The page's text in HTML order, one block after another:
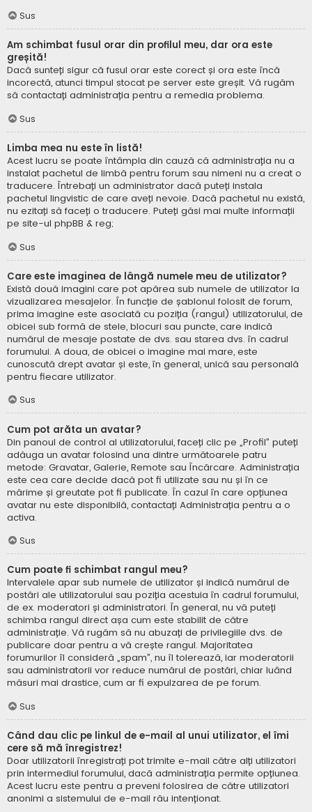
Sus
Am schimbat fusul orar din profilul meu, dar ora este
greșită!
Dacă sunteți sigur că fusul orar este corect și ora este încă
incorectă, atunci timpul stocat pe server este greșit. Vă rugăm
să contactați administrația pentru a remedia problema.
Sus
Limba mea nu este în listă!
Acest lucru se poate întâmpla din cauză că administrația nu a
instalat pachetul de limbă pentru forum sau nimeni nu a creat o
traducere. Întrebați un administrator dacă puteți instala
pachetul lingvistic de care aveți nevoie. Dacă pachetul nu există,
nu ezitați să faceți o traducere. Puteți găsi mai multe informații
pe site-ul phpBB & reg;
Sus
Care este imaginea de lângă numele meu de utilizator?
Există două imagini care pot apărea sub numele de utilizator la
vizualizarea mesajelor. În funcție de șablonul folosit de forum,
prima imagine este asociată cu poziția (rangul) utilizatorului, de
obicei sub formă de stele, blocuri sau puncte, care indică
numărul de mesaje postate de dvs. sau starea dvs. în cadrul
forumului. A doua, de obicei o imagine mai mare, este
cunoscută drept avatar și este, în general, unică sau personală
pentru fiecare utilizator.
Sus
Cum pot arăta un avatar?
Din panoul de control al utilizatorului, faceți clic pe „Profil” puteți
adăuga un avatar folosind una dintre următoarele patru
metode: Gravatar, Galerie, Remote sau Încărcare. Administrația
este cea care decide dacă pot fi utilizate sau nu și în ce
mărime și greutate pot fi publicate. În cazul în care opțiunea
avatar nu este disponibilă, contactați Administrația pentru a o
activa.
Sus
Cum poate fi schimbat rangul meu?
Intervalele apar sub numele de utilizator și indică numărul de
postări ale utilizatorului sau poziția acestuia în cadrul forumului,
de ex. moderatori și administratori. În general, nu vă puteți
schimba rangul direct așa cum este stabilit de către
administrație. Vă rugăm să nu abuzați de privilegiile dvs. de
publicare doar pentru a vă crește rangul. Majoritatea
forumurilor îl consideră „spam”, nu îl tolerează, iar moderatorii
sau administratorii vor reduce numărul de postări, chiar luând
măsuri mai drastice, cum ar fi expulzarea de pe forum.
Sus
Când dau clic pe linkul de e-mail al unui utilizator, el îmi
cere să mă înregistrez!
Doar utilizatorii înregistrați pot trimite e-mail către alți utilizatori
prin intermediul forumului, dacă administrația permite opțiunea.
Acest lucru este pentru a preveni folosirea de către utilizatori
anonimi a sistemului de e-mail rău intenționat.